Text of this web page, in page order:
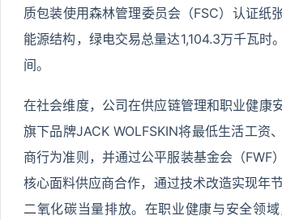
质包装使用森林管理委员会（FSC）认证纸
能源结构，绿电交易总量达1,104.3万千瓦
间。
在社会维度，公司在供应链管理和职业健康
旗下品牌JACK WOLFSKIN将最低生活工资
商行为准则，并通过公平服装基金会（FWF
核心面料供应商合作，通过技术改造实现年
二氧化碳当量排放。在职业健康与安全领